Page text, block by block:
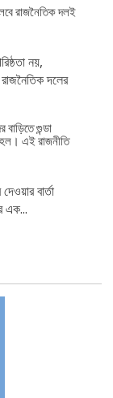
রাজনৈতিক দলই
নয়,
দলের
বাড়িতে গুন্ডা
হল। এই রাজনীতি
বার্তা
এক...